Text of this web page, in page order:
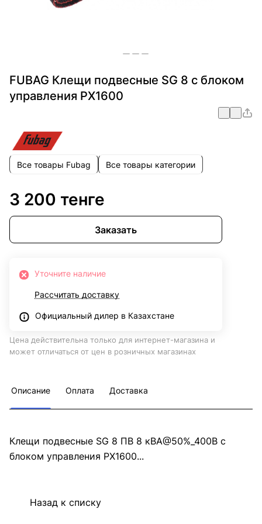
FUBAG Клещи подвесные SG 8 с блоком
управления PX1600
Все товары Fubag Все товары категории
3 200 тенге
Заказать
Уточните наличие
Рассчитать доставку
Официальный дилер в Казахстане
Цена действительна только для интернет-магазина и
может отличаться от цен в розничных магазинах
Описание Оплата Доставка
Клещи подвесные SG 8 ПВ 8 кВА@50%_400В с
блоком управления PX1600...
Назад к списку